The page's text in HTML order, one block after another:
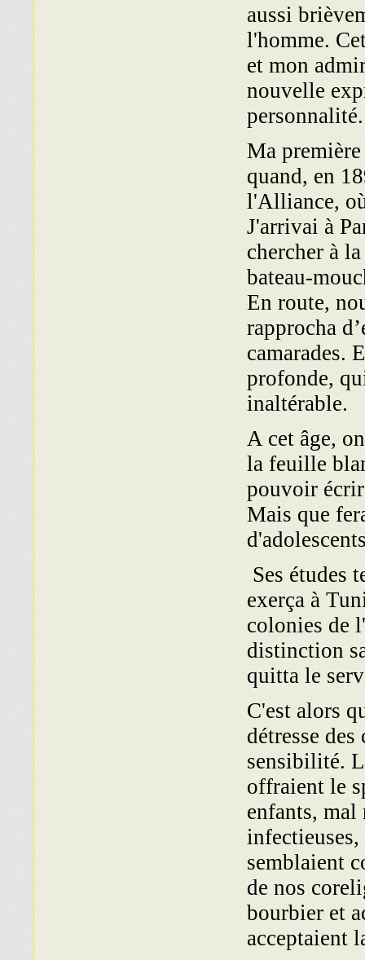
aussi
l'homme.
et mon
nouvelle
personnalité.
Ma
quand, en
l'Alliance,
J'arrivai à
chercher à
bateau-
En route,
rapprocha
camarades.
profonde,
inaltérable.
A cet âge,
la feuille
pouvoir
Mais que
Ses études
exerça à
colonies de
distinction
quitta le
C'est alors
détresse
sensibilité.
offraient le
enfants,
infectieuses,
semblaient
de nos
bourbier et
acceptaient